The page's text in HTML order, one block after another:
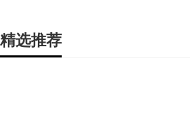
精选推荐